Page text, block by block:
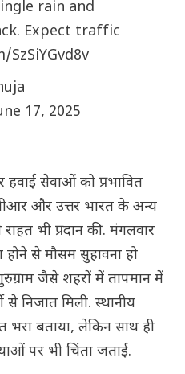
rain and
Expect traffic
17, 2025
हवाई सेवाओं को प्रभावित
और उत्तर भारत के अन्य
भी प्रदान की. मंगलवार
से मौसम सुहावना हो
जैसे शहरों में तापमान में
निजात मिली. स्थानीय
भरा बताया, लेकिन साथ ही
पर भी चिंता जताई.